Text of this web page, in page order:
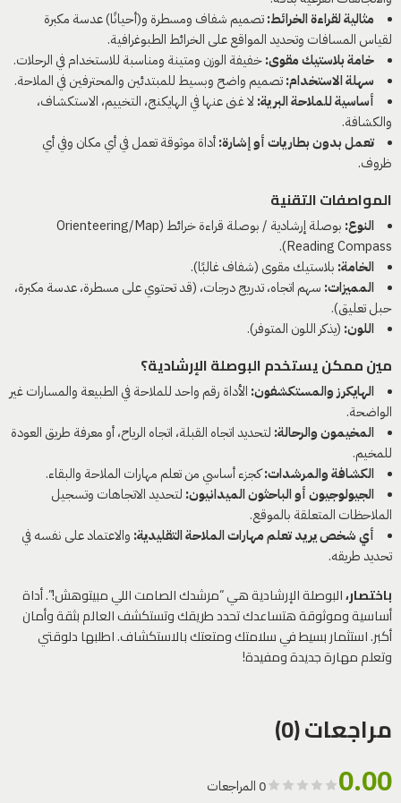
مثالية لقراءة الخرائط:تصميم شفاف ومسطرة و(أحيانًا) عدسة مكبرة
لقياس المسافات وتحديد المواقع على الخرائط الطبوغرافية.
خامة بلاستيك مقوى:خفيفة الوزن ومتينة ومناسبة للاستخدام في الرحلات.
سهلة الاستخدام:تصميم واضح وبسيط للمبتدئين والمحترفين في الملاحة.
أساسية للملاحة البرية: لا غنى عنها في الهايكنج، التخييم، الاستكشاف،
والكشافة.
تعمل بدون بطاريات أو إشارة:أداة موثوقة تعمل في أي مكان وفي أي
ظروف.
المواصفات التقنية
النوع:
بوصلة إرشادية / بوصلة قراءة خرائط (Orienteering/Map
Reading Compass).
الخامة: بلاستيك مقوى (شفاف غالبًا).
المميزات: سهم اتجاه، تدريج درجات، (قد تحتوي على مسطرة، عدسة مكبرة،
حبل تعليق).
اللون: (يذكر اللون المتوفر).
مين ممكن يستخدم البوصلة الإرشادية؟
الهايكرز والمستكشفون: الأداة رقم واحد للملاحة في الطبيعة والمسارات غير
الواضحة.
المخيمون والرحالة: لتحديد اتجاه القبلة، اتجاه الرياح، أو معرفة طريق العودة
للمخيم.
الكشافة والمرشدات:كجزء أساسي من تعلم مهارات الملاحة والبقاء.
الجيولوجيون أو الباحثون الميدانيون: لتحديد الاتجاهات وتسجيل
الملاحظات المتعلقة بالموقع.
أي شخص يريد تعلم مهارات الملاحة التقليدية: والاعتماد على نفسه في
تحديد طريقه.
باختصار،البوصلة الإرشادية هي “مرشدك الصامت اللي مبيتوهش!”. أداة
أساسية وموثوقة هتساعدك تحدد طريقك وتستكشف العالم بثقة وأمان
أكبر. استثمار بسيط في سلامتك ومتعتك بالاستكشاف. اطلبها دلوقتي
وتعلم مهارة جديدة ومفيدة!
مراجعات (0)
0.00 0 المراجعات